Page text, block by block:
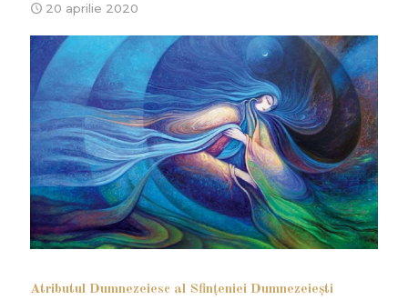
20 aprilie 2020
Atributul Dumnezeiesc al Sfinţeniei Dumnezeieşti